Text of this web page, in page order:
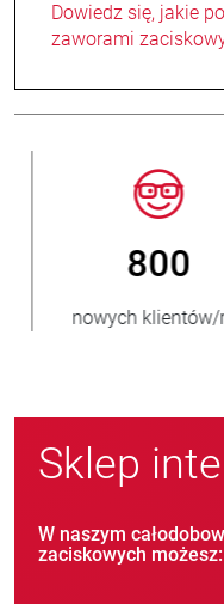
Dowiedz się, jakie
zaworami
800
nowych klientów/
Sklep
W naszym
zaciskowych możesz: